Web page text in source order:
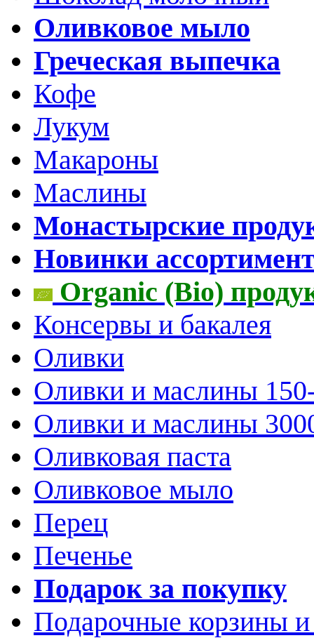
Оливковое мыло
Греческая выпечка
Кофе
Лукум
Макароны
Маслины
Монастырские
Новинки
Organic (Bio)
Консервы и бакалея
Оливки
Оливки и маслины
Оливки и маслины
Оливковая паста
Оливковое мыло
Перец
Печенье
Подарок за покупку
Подарочные корзины